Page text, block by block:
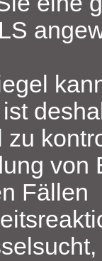
zu
von
Fällen